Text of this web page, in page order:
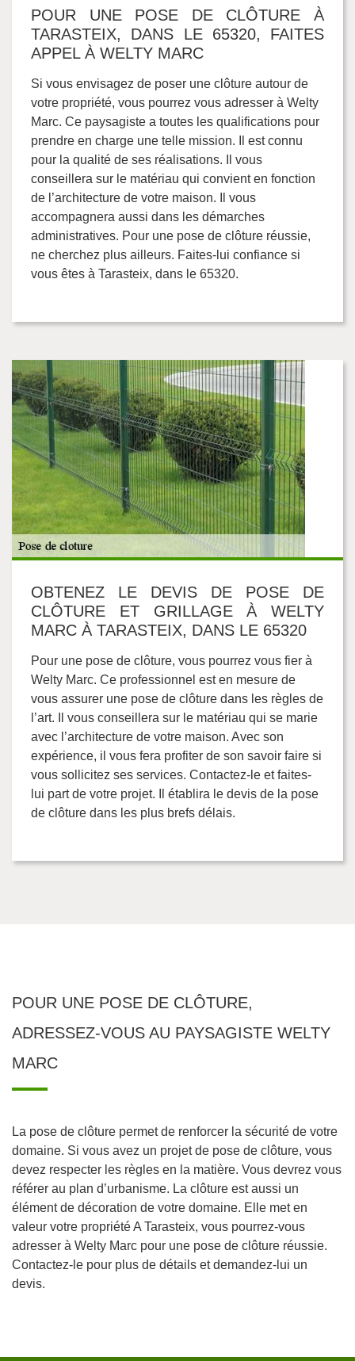
POUR UNE POSE DE CLÔTURE À
TARASTEIX, DANS LE 65320, FAITES
APPEL À WELTY MARC
Si vous envisagez de poser une clôture autour de
votre propriété, vous pourrez vous adresser à Welty
Marc. Ce paysagiste a toutes les qualifications pour
prendre en charge une telle mission. Il est connu
pour la qualité de ses réalisations. Il vous
conseillera sur le matériau qui convient en fonction
de l’architecture de votre maison. Il vous
accompagnera aussi dans les démarches
administratives. Pour une pose de clôture réussie,
ne cherchez plus ailleurs. Faites-lui confiance si
vous êtes à Tarasteix, dans le 65320.
OBTENEZ LE DEVIS DE POSE DE
CLÔTURE ET GRILLAGE À WELTY
MARC À TARASTEIX, DANS LE 65320
Pour une pose de clôture, vous pourrez vous fier à
Welty Marc. Ce professionnel est en mesure de
vous assurer une pose de clôture dans les règles de
l’art. Il vous conseillera sur le matériau qui se marie
avec l’architecture de votre maison. Avec son
expérience, il vous fera profiter de son savoir faire si
vous sollicitez ses services. Contactez-le et faites-
lui part de votre projet. Il établira le devis de la pose
de clôture dans les plus brefs délais.
POUR UNE POSE DE CLÔTURE,
ADRESSEZ-VOUS AU PAYSAGISTE WELTY
MARC
La pose de clôture permet de renforcer la sécurité de votre
domaine. Si vous avez un projet de pose de clôture, vous
devez respecter les règles en la matière. Vous devrez vous
référer au plan d’urbanisme. La clôture est aussi un
élément de décoration de votre domaine. Elle met en
valeur votre propriété A Tarasteix, vous pourrez-vous
adresser à Welty Marc pour une pose de clôture réussie.
Contactez-le pour plus de détails et demandez-lui un
devis.